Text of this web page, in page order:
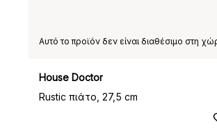
House Doctor
Rustic πιάτο, 27,5 cm